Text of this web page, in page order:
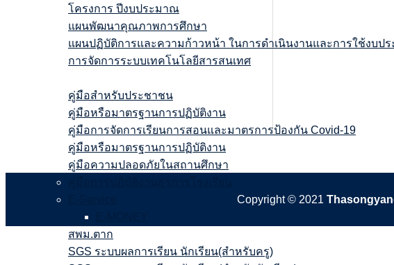
โครงการ ปีงบประมาณ
แผนพัฒนาคุณภาพการศึกษา
แผนปฏิบัติการและความก้าวหน้า ในการดำเนินงานและการใช้งบป
การจัดการระบบเทคโนโลยีสารสนเทศ
คู่มือสำหรับประชาชน
คู่มือหรือมาตรฐานการปฏิบัติงาน
คู่มือการจัดการเรียนการสอนและมาตรการป้องกัน Covid-19
คู่มือหรือมาตรฐานการปฏิบัติงาน
คู่มือความปลอดภัยในสถานศึกษา
สพม.ตาก
SGS ระบบผลการเรียน นักเรียน(สำหรับครู)
Copyright © 2021